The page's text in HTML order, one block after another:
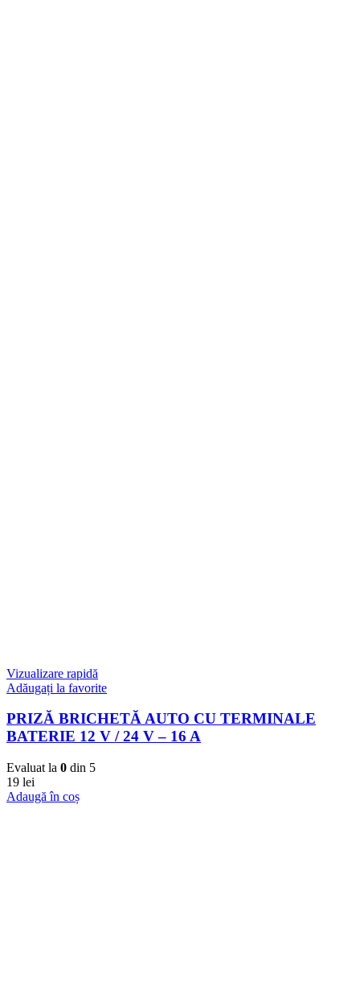
Vizualizare rapidă
Adăugați la favorite
PRIZĂ BRICHETĂ AUTO CU TERMINALE
BATERIE 12 V / 24 V – 16 A
Evaluat la 0 din 5
19 lei
Adaugă în coș